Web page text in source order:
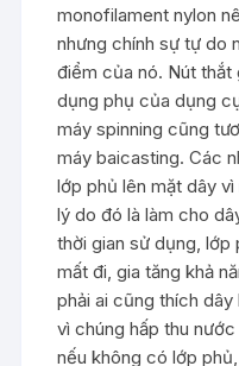
monofilament nylon
nhưng chính sự tự do
điểm của nó. Nút
dụng phụ của dụng
máy spinning cũng
máy baicasting. Các
lớp phủ lên mặt dây
lý do đó là làm cho
thời gian sử dụng, lớp
mất đi, gia tăng khả
phải ai cũng thích
vì chúng hấp thu
nếu không có lớp